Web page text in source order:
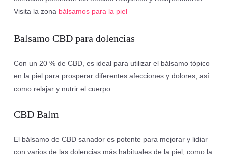
Visita la zona bálsamos para la piel
Balsamo CBD para dolencias
Con un 20 % de CBD, es ideal para utilizar el bálsamo tópico
en la piel para prosperar diferentes afecciones y dolores, así
como relajar y nutrir el cuerpo.
CBD Balm
El bálsamo de CBD sanador es potente para mejorar y lidiar
con varios de las dolencias más habituales de la piel, como la